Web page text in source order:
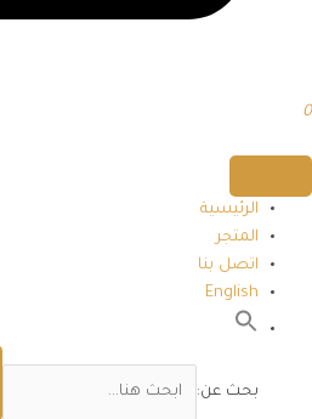
0
الرئيسية
المتجر
اتصل بنا
English
بحث عن: